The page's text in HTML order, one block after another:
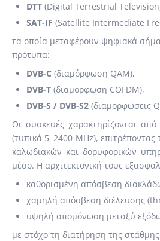
DTT (Digital Terrestrial
SAT-IF (Satellite Intermediate
τα οποία μεταφέρουν ψηφιακά
πρότυπα:
DVB-C (διαμόρφωση QAM),
DVB-T (διαμόρφωση COFDM),
DVB-S / DVB-S2 (διαμορφώσεις
Οι συσκευές χαρακτηρίζονται από
(τυπικά 5–2400 MHz),
καλωδιακών και δορυφορικών
μέσο. Η αρχιτεκτονική τους
καθορισμένη απόσβεση
χαμηλή απόσβεση διέλευσης
υψηλή απομόνωση μεταξύ
με στόχο τη διατήρηση της